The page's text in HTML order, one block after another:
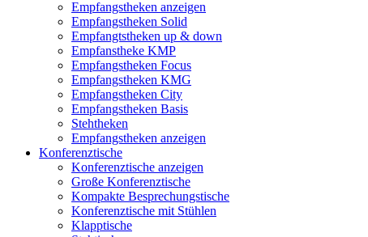
Empfangstheken anzeigen
Empfangstheken Solid
Empfangtstheken up & down
Empfanstheke KMP
Empfangstheken Focus
Empfangstheken KMG
Empfangstheken City
Empfangstheken Basis
Stehtheken
Empfangstheken anzeigen
Konferenztische
Konferenztische anzeigen
Große Konferenztische
Kompakte Besprechungstische
Konferenztische mit Stühlen
Klapptische